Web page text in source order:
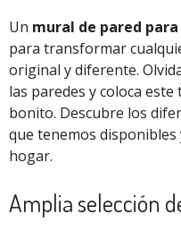
Un mural de pared
para transformar
original y diferente.
las paredes y coloca
bonito. Descubre los
que tenemos
hogar.
Amplia selección